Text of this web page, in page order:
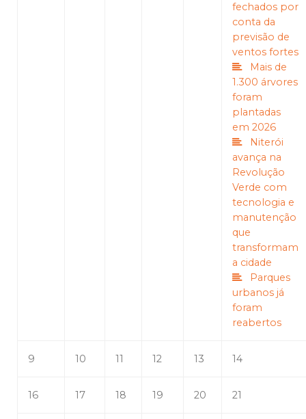
fechados por
conta da
previsão de
ventos fortes
Mais de
1.300 árvores
foram
plantadas
em 2026
Niterói
avança na
Revolução
Verde com
tecnologia e
manutenção
que
transformam
a cidade
Parques
urbanos já
foram
reabertos
9 10 11 12 13 14
16 17 18 19 20 21